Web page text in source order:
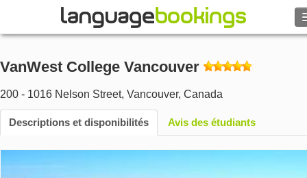
Contactez-nous
PARCOURIR
VanWest College Vancouver
200 - 1016 Nelson Street, Vancouver, Canada
Descriptions et disponibilités Avis des étudiants